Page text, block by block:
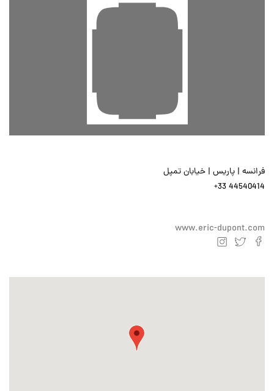
فرانسه | پاریس | خیابان تمپل
+33 44540414
www.eric-dupont.com